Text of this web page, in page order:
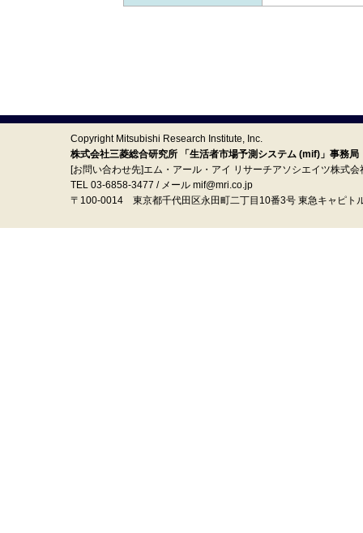
Copyright Mitsubishi Research Institute, Inc.
株式会社三菱総合研究所 「生活者市場予測システム (mif)」事務局
[お問い合わせ先]エム・アール・アイ リサーチアソシエイツ株式会
TEL 03-6858-3477 / メール mif@mri.co.jp
〒100‐0014 東京都千代田区永田町二丁目10番3号 東急キャピト